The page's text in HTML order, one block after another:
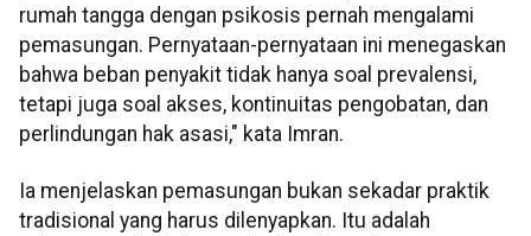
rumah tangga dengan psikosis pernah mengalami
pemasungan. Pernyataan-pernyataan ini menegaskan
bahwa beban penyakit tidak hanya soal prevalensi,
tetapi juga soal akses, kontinuitas pengobatan, dan
perlindungan hak asasi," kata Imran.
Ia menjelaskan pemasungan bukan sekadar praktik
tradisional yang harus dilenyapkan. Itu adalah